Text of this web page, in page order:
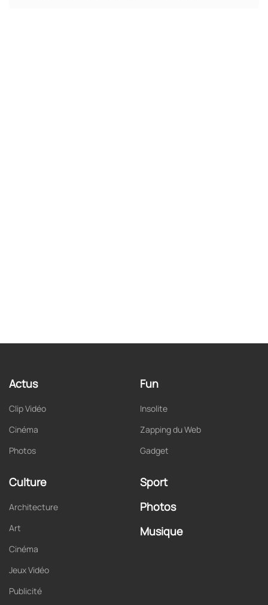
Actus
Clip Vidéo
Cinéma
Photos
Fun
Insolite
Zapping du Web
Gadget
Culture
Architecture
Art
Cinéma
Jeux Vidéo
Publicité
Sport
Photos
Musique